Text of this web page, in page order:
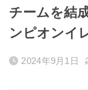
チームを結
ンピオンイ
2024年9月1日